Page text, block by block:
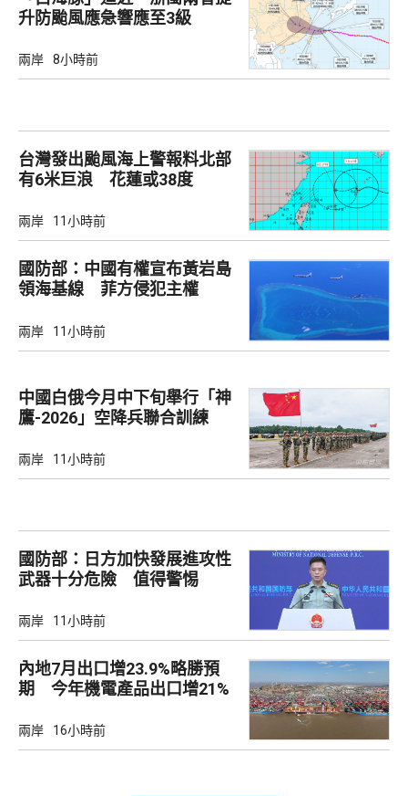
升防颱風應急響應至3級
兩岸 8小時前
台灣發出颱風海上警報料北部
有6米巨浪 花蓮或38度
兩岸 11小時前
國防部：中國有權宣布黃岩島
領海基線 菲方侵犯主權
兩岸 11小時前
中國白俄今月中下旬舉行「神
鷹-2026」空降兵聯合訓練
兩岸 11小時前
國防部：日方加快發展進攻性
武器十分危險 值得警惕
兩岸 11小時前
內地7月出口增23.9%略勝預
期 今年機電產品出口增21%
兩岸 16小時前